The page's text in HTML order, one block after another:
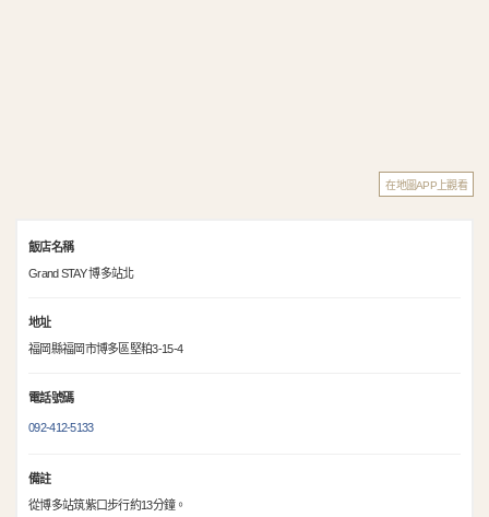
在地圖APP上觀看
飯店名稱
Grand STAY 博多站北
地址
福岡縣福岡市博多區堅粕3-15-4
電話號碼
092-412-5133
備註
從博多站筑紫口步行約13分鐘。